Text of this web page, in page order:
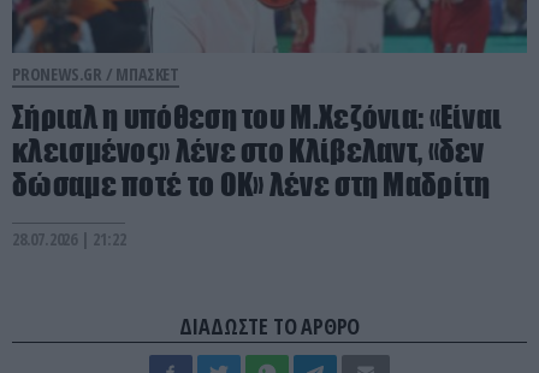
PRONEWS.GR / ΜΠΑΣΚΕΤ
Σήριαλ η υπόθεση του Μ.Χεζόνια: «Είναι
κλεισμένος» λένε στο Κλίβελαντ, «δεν
δώσαμε ποτέ το ΟΚ» λένε στη Μαδρίτη
28.07.2026 | 21:22
ΔΙΑΔΩΣΤΕ ΤΟ ΑΡΘΡΟ